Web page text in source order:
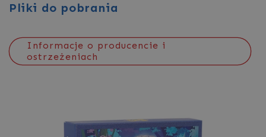
Pliki do pobrania
Informacje o producencie i
ostrzeżeniach